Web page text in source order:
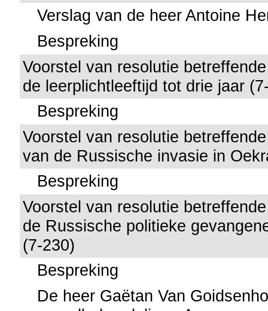
Verslag van de heer Antoine
Bespreking
Voorstel van resolutie
de leerplichtleeftijd tot drie jaar
Bespreking
Voorstel van resolutie
van de Russische invasie in
Bespreking
Voorstel van resolutie
de Russische politieke
(7-230)
Bespreking
De heer Gaëtan Van